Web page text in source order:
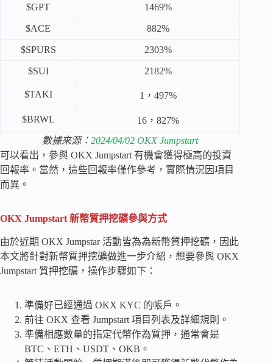
$GPT 1469%
$ACE 882%
$SPURS 2303%
$SUI 2182%
$TAKI 1，497%
$BRWL
16，827%
數據來源：2024/04/02 OKX Jumpstart
可以看出，參與 OKX Jumpstart 有機會獲得極高的投資
回報率。當然，這些回報率僅作參考，實際情況因項目
而異。
OKX Jumpstart 新幣質押挖礦參與方式
由於近期 OKX Jumpstar 活動皆為為新幣質押挖礦，因此
本文將針對新幣質押挖礦做進一步介紹，想要參與 OKX
Jumpstart 質押挖礦，操作步驟如下：
準備好已經通過 OKX KYC 的帳戶。
前往 OKX 查看 Jumpstart 項目列表及詳細規則。
準備相應數量的指定代幣作為質押，通常會是
BTC、ETH、USDT、OKB。